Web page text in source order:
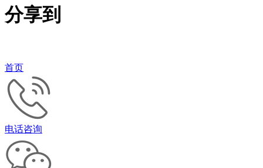
分享到
首页
电话咨询